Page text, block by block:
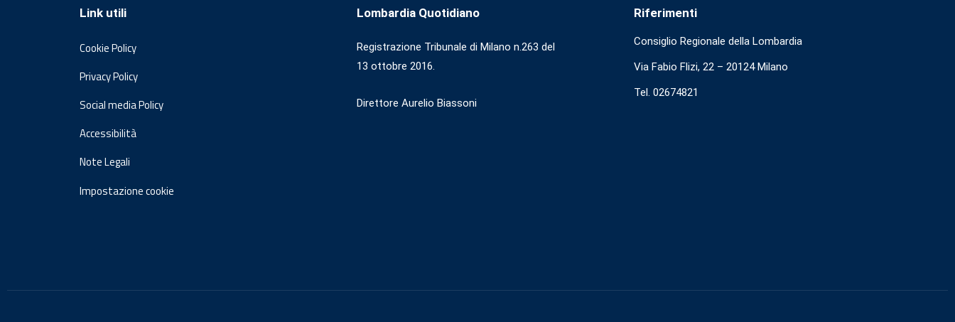
Link utili
Cookie Policy
Privacy Policy
Social media Policy
Accessibilità
Note Legali
Impostazione cookie
Lombardia Quotidiano
Registrazione Tribunale di Milano n.263 del
13 ottobre 2016.
Direttore Aurelio Biassoni
Riferimenti
Consiglio Regionale della Lombardia
Via Fabio Flizi, 22 – 20124 Milano
Tel. 02674821